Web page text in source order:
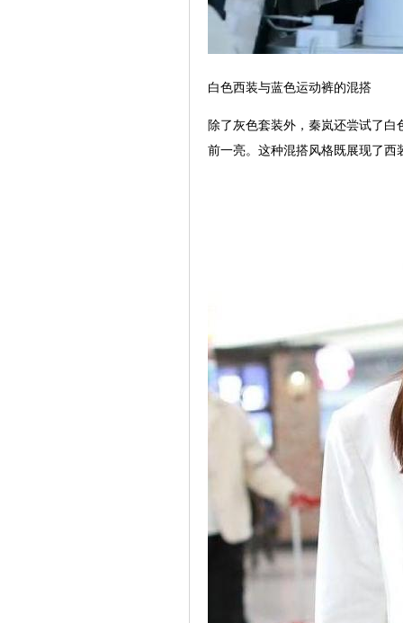
白色西装与蓝色运动裤的混搭
除了灰色套装外，秦岚还尝试了
前一亮。这种混搭风格既展现了